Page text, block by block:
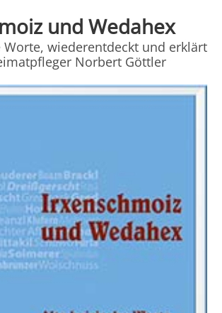
und Wedahex
Worte, wiederentdeckt und erklärt
Norbert Göttler